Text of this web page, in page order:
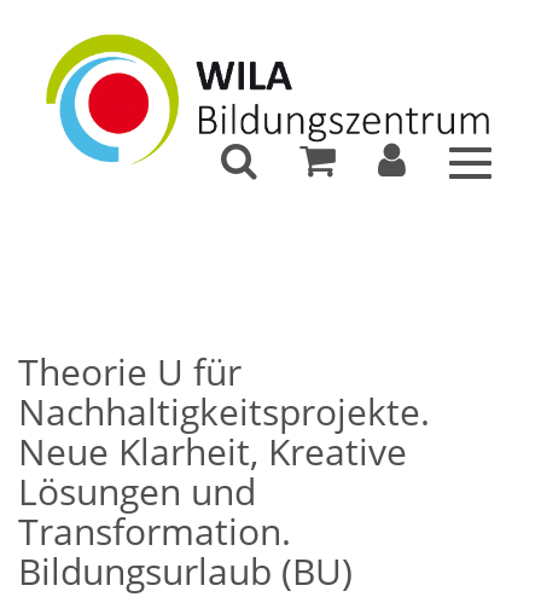
Toggle
Theorie U für
Nachhaltigkeitsprojekte.
Neue Klarheit, Kreative
Lösungen und
Transformation.
Bildungsurlaub (BU)